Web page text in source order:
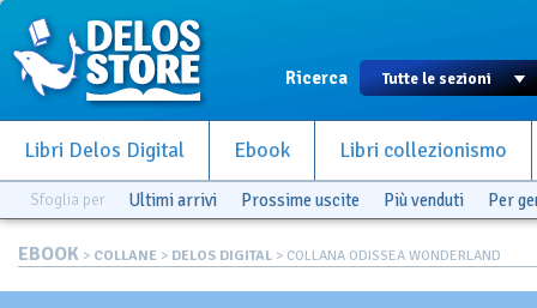
Ricerca
Libri Delos Digital Ebook Libri collezionismo
Sfoglia per Ultimi arrivi Prossime uscite Più venduti Per
EBOOK > COLLANE > DELOS DIGITAL > COLLANA ODISSEA WONDERLAND